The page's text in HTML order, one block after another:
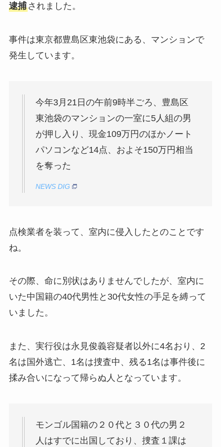
逮捕されました。
事件は東京都豊島区東池袋にある、マンションで
発生しています。
今年3月21日の午前9時半ごろ、豊島区
東池袋のマンションの一室に5人組の男
が押し入り、現金109万円のほかノート
パソコンなど14点、およそ150万円相当
を奪った
NEWS DIG
点検業者を装って、室内に侵入したとのことです
ね。
その際、命に別状はありませんでしたが、室内に
いた中国籍の40代男性と30代女性の手足を縛って
いました。
また、実行役は永見俊義容疑者以外に4名おり、2
名は国外逃亡、1名は捜査中、残る1名は事件後に
揉み合いになって帰らぬ人となっています。
モンゴル国籍の２０代と３０代の男２
人はすでに出国しており、捜査１課は